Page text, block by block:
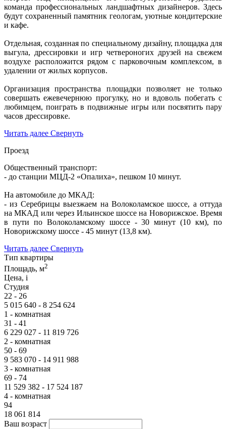
команда профессиональных ландшафтных дизайнеров. Здесь
будут сохраненный памятник геологам, уютные кондитерские
и кафе.
Отдельная, созданная по специальному дизайну, площадка для
выгула, дрессировки и игр четвероногих друзей на свежем
воздухе расположится рядом с парковочным комплексом, в
удалении от жилых корпусов.
Организация пространства площадки позволяет не только
совершать ежевечернюю прогулку, но и вдоволь побегать с
любимцем, поиграть в подвижные игры или посвятить пару
часов дрессировке.
Читать далее Свернуть
Проезд
Общественный транспорт:
- до станции МЦД-2 «Опалиха», пешком 10 минут.
На автомобиле до МКАД:
- из Серебрицы выезжаем на Волоколамское шоссе, а оттуда
на МКАД или через Ильинское шоссе на Новорижское. Время
в пути по Волоколамскому шоссе - 30 минут (10 км), по
Новорижскому шоссе - 45 минут (13,8 км).
Читать далее Свернуть
Тип квартиры
Площадь, м2
Цена, i
Студия
22 - 26
5 015 640 - 8 254 624
1 - комнатная
31 - 41
6 229 027 - 11 819 726
2 - комнатная
50 - 69
9 583 070 - 14 911 988
3 - комнатная
69 - 74
11 529 382 - 17 524 187
4 - комнатная
94
18 061 814
Ваш возраст